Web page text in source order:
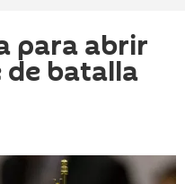
para abrir
batalla